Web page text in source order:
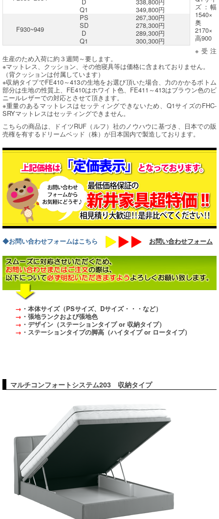
D
338,800円
Q1
349,800円
F930~949
PS
267,300円
SD
278,300円
D
289,300円
Q1
300,300円
ズ：幅
1540×
奥
2170×
高900
※受注
生産のため入荷に約３週間～要します。
※マットレス、クッション、その他寝具等は価格に含まれておりません。
（背クッションは付属しています）
※収納タイプでFE410～413の生地をお選び頂いた場合、力のかかるボトム
部分は生地の性質上、FE410はホワイト色、FE411～413はブラウン色のビ
ニールレザーでの対応とさせて頂きます。
※重量のあるマットレスはセッティングできないため、Q1サイズのFHC-
SRYマットレスはセッティングできません。
こちらの商品は、ドイツRUF（ルフ）社のノウハウに基づき、日本での販
売権を有するドリームベッド（株）が日本国内で製造しております。
◆お問い合わせフォームはこちら お問い合わせフォーム
→ ・本体サイズ（PSサイズ、Dサイズ・・・など）
→ ・張地ランクおよび張地色
→ ・デザイン（ステーションタイプ or 収納タイプ）
→ ・ステーションタイプの脚高（ハイタイプ or ロータイプ）
マルチコンフォートシステム203 収納タイプ